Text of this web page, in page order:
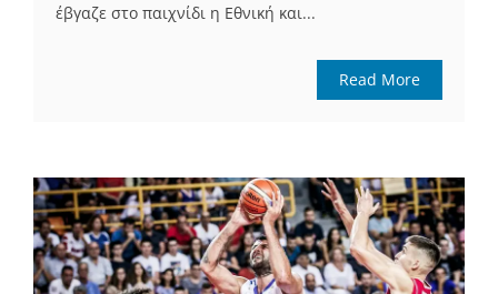
έβγαζε στο παιχνίδι η Εθνική και...
Read More